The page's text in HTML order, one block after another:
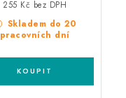
Skladem do 20
pracovních dní
255 Kč bez DPH